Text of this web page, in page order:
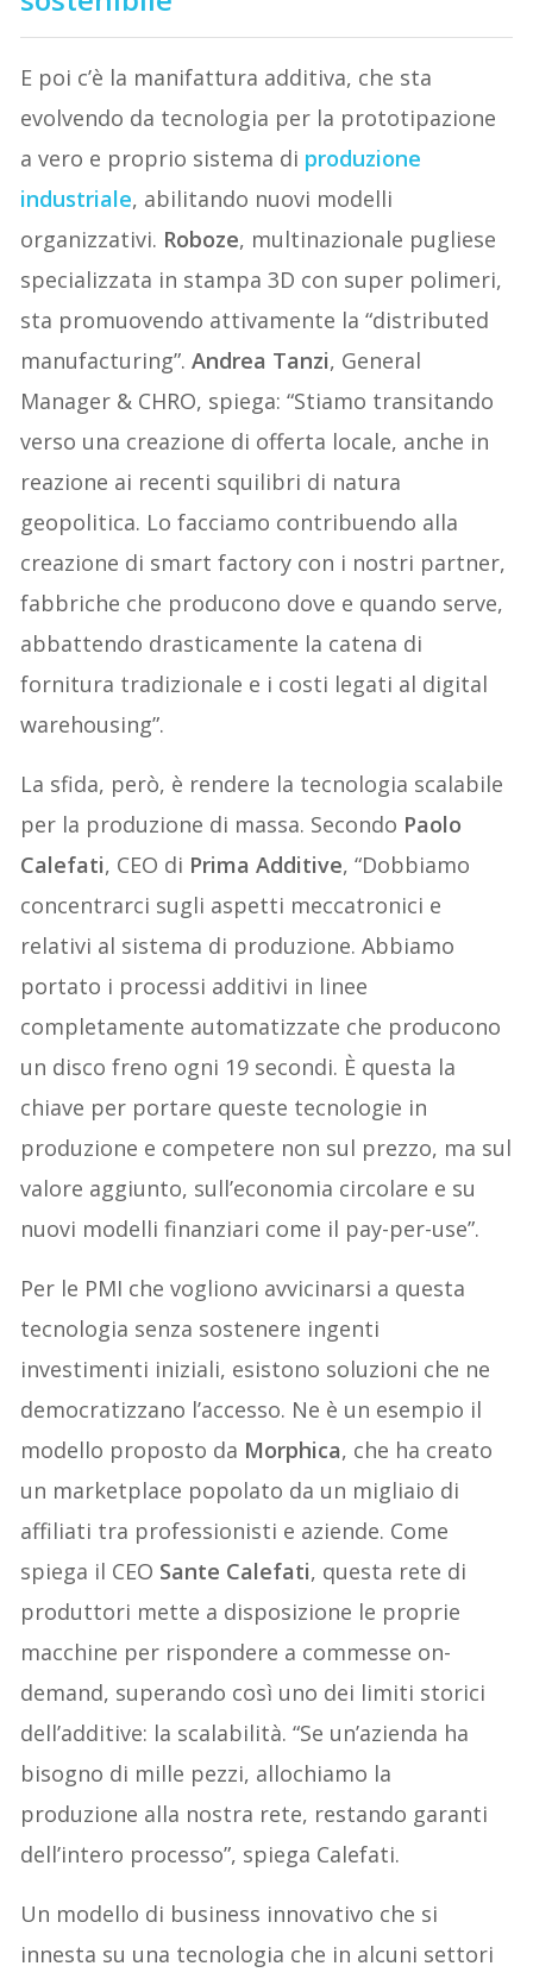
E poi c’è la manifattura additiva, che sta
evolvendo da tecnologia per la prototipazione
a vero e proprio sistema di produzione
industriale, abilitando nuovi modelli
organizzativi. Roboze, multinazionale pugliese
specializzata in stampa 3D con super polimeri,
sta promuovendo attivamente la “distributed
manufacturing”.Andrea Tanzi, General
Manager & CHRO, spiega: “Stiamo transitando
verso una creazione di offerta locale, anche in
reazione ai recenti squilibri di natura
geopolitica. Lo facciamo contribuendo alla
creazione di smart factory con i nostri partner,
fabbriche che producono dove e quando serve,
abbattendo drasticamente la catena di
fornitura tradizionale e i costi legati al digital
warehousing”.
La sfida, però, è rendere la tecnologia scalabile
per la produzione di massa. Secondo Paolo
Calefati, CEO di Prima Additive, “Dobbiamo
concentrarci sugli aspetti meccatronici e
relativi al sistema di produzione. Abbiamo
portato i processi additivi in linee
completamente automatizzate che producono
un disco freno ogni 19 secondi. È questa la
chiave per portare queste tecnologie in
produzione e competere non sul prezzo, ma sul
valore aggiunto, sull’economia circolare e su
nuovi modelli finanziari come il pay-per-use”.
Per le PMI che vogliono avvicinarsi a questa
tecnologia senza sostenere ingenti
investimenti iniziali, esistono soluzioni che ne
democratizzano l’accesso. Ne è un esempio il
modello proposto da Morphica, che ha creato
un marketplace popolato da un migliaio di
affiliati tra professionisti e aziende. Come
spiega il CEO Sante Calefati, questa rete di
produttori mette a disposizione le proprie
macchine per rispondere a commesse on-
demand, superando così uno dei limiti storici
dell’additive: la scalabilità. “Se un’azienda ha
bisogno di mille pezzi, allochiamo la
produzione alla nostra rete, restando garanti
dell’intero processo”, spiega Calefati.
Un modello di business innovativo che si
innesta su una tecnologia che in alcuni settori